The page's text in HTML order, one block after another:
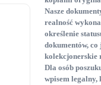
Nasze
realność
określenie
dokumentów,
kolekcjonerskie
Dla osób
wpisem legalny,